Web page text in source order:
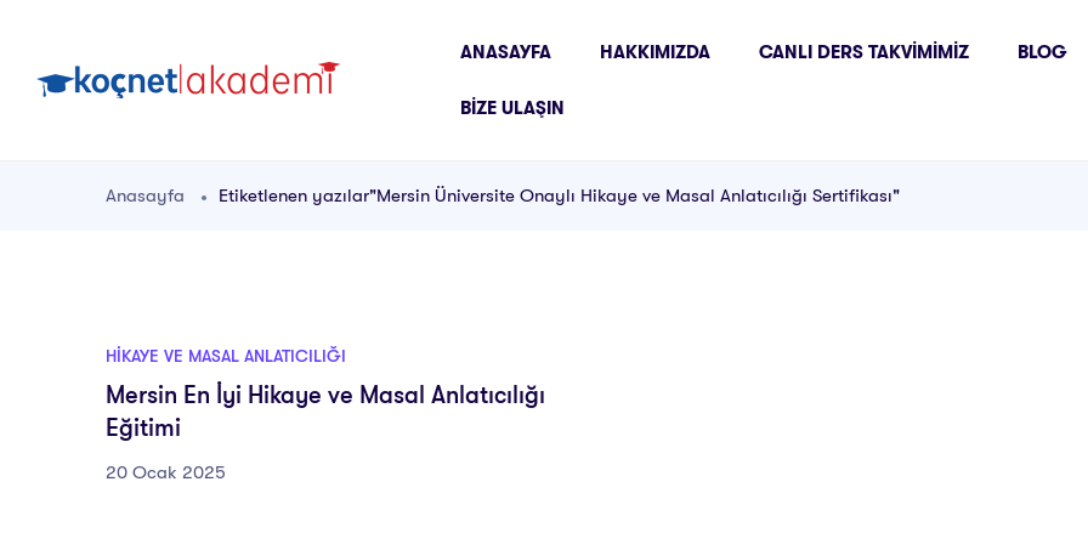
ANASAYFA HAKKIMIZDA CANLI DERS TAKVIMIMIZ BLOG
BIZE ULAŞIN
Anasayfa Etiketlenen yazılar"Mersin Üniversite Onaylı Hikaye ve Masal Anlatıcılığı Sertifikası"
HIKAYE VE MASAL ANLATICILIĞI
Mersin En İyi Hikaye ve Masal Anlatıcılığı
Eğitimi
20 Ocak 2025